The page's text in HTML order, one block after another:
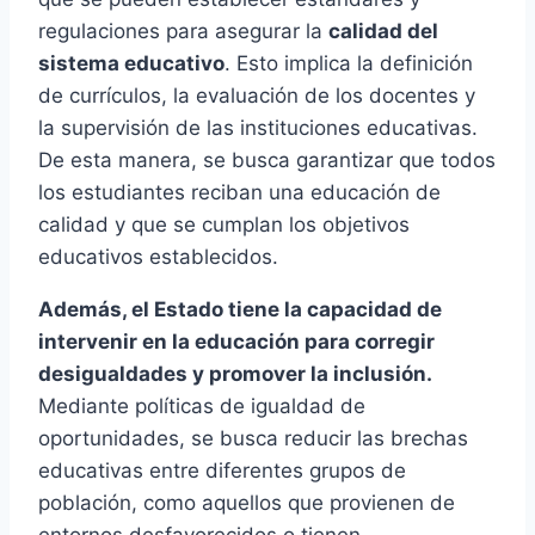
regulaciones para asegurar la calidad del
sistema educativo. Esto implica la definición
de currículos, la evaluación de los docentes y
la supervisión de las instituciones educativas.
De esta manera, se busca garantizar que todos
los estudiantes reciban una educación de
calidad y que se cumplan los objetivos
educativos establecidos.
Además, el Estado tiene la capacidad de
intervenir en la educación para corregir
desigualdades y promover la inclusión.
Mediante políticas de igualdad de
oportunidades, se busca reducir las brechas
educativas entre diferentes grupos de
población, como aquellos que provienen de